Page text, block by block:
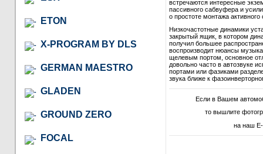
ETON
X-PROGRAM BY DLS
GERMAN MAESTRO
GLADEN
GROUND ZERO
FOCAL
встречаются интересные
пассивного сабвуфера и
о простоте монтажа
Низкочастотные динамики
закрытый ящик, в котором
получил большее
воспроизводит нюансы
щелевым портом, основное
довольно часто в автозвуке
портами или фазиками
звука ближе к
Если в Вашем
то вышлите
на наш